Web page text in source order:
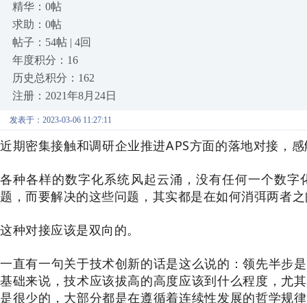
精华：0帖
求助：0帖
帖子：54帖 | 4回
年度积分：16
历史总积分：162
注册：2021年8月24日
发表于：2023-03-06 11:27:11
近期密集接触和调研企业推进APS方面的落地对接，
各种各样的数字化系统风起云涌，没有任何一个数
题，而要解决的这些问题，其实都是在如何消弭两者
这种对接应该是双向的。
一直有一句关于技术创新的话是这么说的：领先半步
基础来说，技术应该拔高的高度应该到什么程度，尤
是很少的，大部分都是在遵循着连续性发展的哲学规